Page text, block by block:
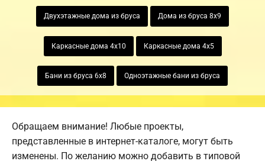
Двухэтажные дома из бруса Дома из бруса 8х9
Каркасные дома 4х10 Каркасные дома 4х5
Бани из бруса 6х8 Одноэтажные бани из бруса
Обращаем внимание! Любые проекты,
представленные в интернет-каталоге, могут быть
изменены. По желанию можно добавить в типовой